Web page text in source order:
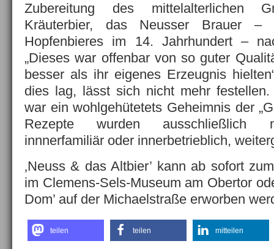
Zubereitung des mittelalterlichen
Kräuterbier, das Neusser Brauer –
Hopfenbieres im 14. Jahrhundert –
„Dieses war offenbar von so guter
besser als ihr eigenes Erzeugnis
dies lag, lässt sich nicht mehr festellen.
war ein wohlgehütetets Geheimnis der
Rezepte wurden ausschließlich
innnerfamiliär oder innerbetrieblich,
‚Neuss & das Altbier’ kann ab sofort
im Clemens-Sels-Museum am Obertor
Dom’ auf der Michaelstraße erworben
teilen teilen mitteilen